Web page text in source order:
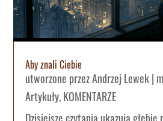
Aby znali Ciebie
utworzone przezAndrzej Lewek|
Artykuły,KOMENTARZE